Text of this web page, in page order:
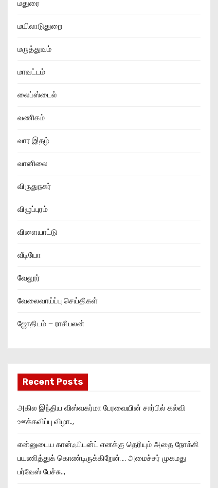
மதுரை
மயிலாடுதுறை
மருத்துவம்
மாவட்டம்
லைப்ஸ்டைல்
வணிகம்
வார இதழ்
வானிலை
விருதுநகர்
விழுப்புரம்
விளையாட்டு
வீடியோ
வேலூர்
வேலைவாய்ப்பு செய்திகள்
ஜோதிடம் – ராசிபலன்
Recent Posts
அகில இந்திய விஸ்வகர்மா பேரவையின் சார்பில் கல்வி
ஊக்கவிப்பு விழா..,
என்னுடைய கான்ஃபிடன்ட் எனக்கு தெரியும் அதை நோக்கி
பயணித்துக் கொண்டிருக்கிறேன்…. அமைச்சர் முகமது
பர்வேஸ் பேச்சு..,